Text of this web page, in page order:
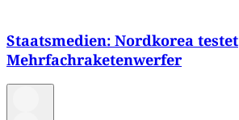
Staatsmedien: Nordkorea testet
Mehrfachraketenwerfer